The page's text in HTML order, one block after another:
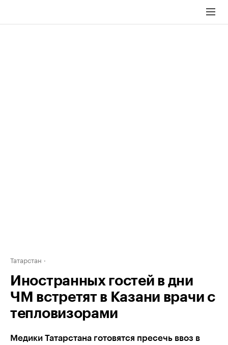
Татарстан
Иностранных гостей в дни
ЧМ встретят в Казани врачи с
тепловизорами
Медики Татарстана готовятся пресечь ввоз в